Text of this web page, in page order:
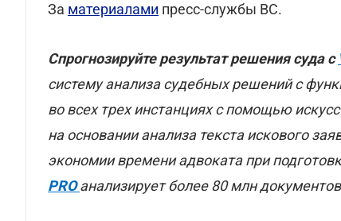
За материалами пресс-службы ВС.
Спрогнозируйте результат решения суда с
систему анализа судебных решений с
во всех трех инстанциях с помощью
на основании анализа текста искового
экономии времени адвоката при
PROанализирует более 80 млн